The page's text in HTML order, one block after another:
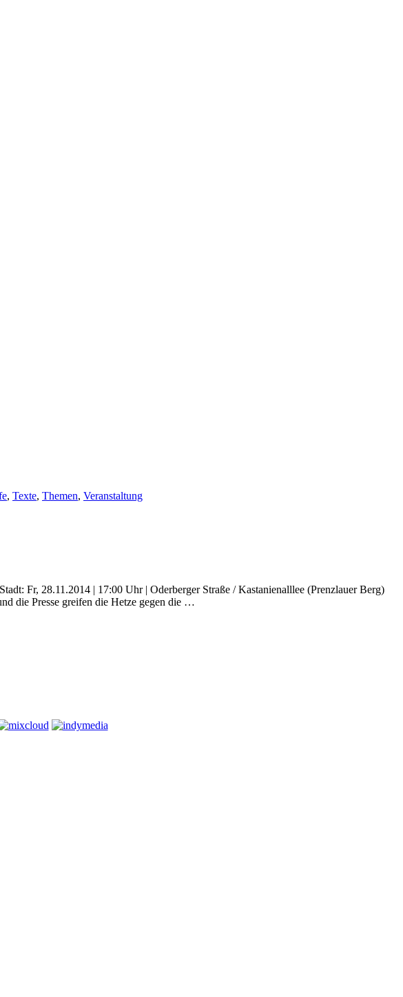
, Texte, Themen, Veranstaltung
Fr, 28.11.2014 | 17:00 Uhr | Oderberger Straße / Kastanienalllee (Prenzlauer Berg)
die Presse greifen die Hetze gegen die …